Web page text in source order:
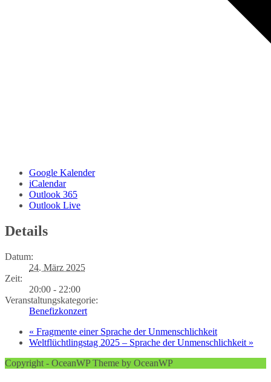
Google Kalender
iCalendar
Outlook 365
Outlook Live
Details
Datum:
24. März 2025
Zeit:
20:00 - 22:00
Veranstaltungskategorie:
Benefizkonzert
« Fragmente einer Sprache der Unmenschlichkeit
Weltflüchtlingstag 2025 – Sprache der Unmenschlichkeit »
Copyright - OceanWP Theme by OceanWP